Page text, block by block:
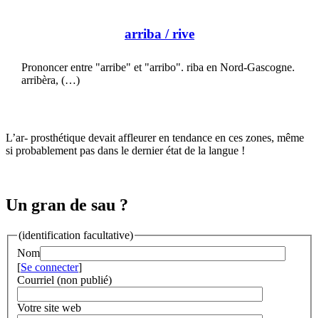
arriba / rive
Prononcer entre "arribe" et "arribo". riba en Nord-Gascogne.
arribèra, (…)
L’ar- prosthétique devait affleurer en tendance en ces zones, même
si probablement pas dans le dernier état de la langue !
Un gran de sau ?
(identification facultative)
Nom
[Se connecter]
Courriel (non publié)
Votre site web